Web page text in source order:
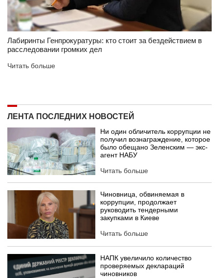
Лабиринты Генпрокуратуры: кто стоит за бездействием в
расследовании громких дел
Читать больше
ЛЕНТА ПОСЛЕДНИХ НОВОСТЕЙ
Ни один обличитель коррупции не
получил вознаграждение, которое
было обещано Зеленским — экс-
агент НАБУ
Читать больше
Чиновница, обвиняемая в
коррупции, продолжает
руководить тендерными
закупками в Киеве
Читать больше
НАПК увеличило количество
проверяемых деклараций
чиновников